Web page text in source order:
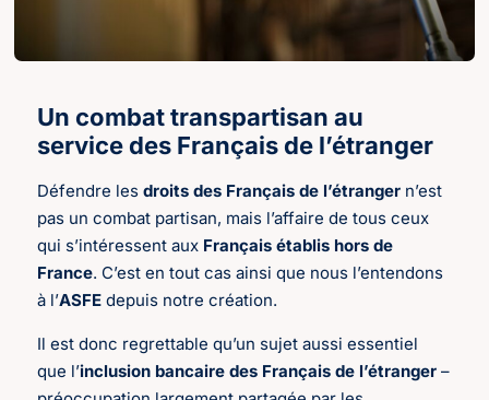
Un combat transpartisan au
service des Français de l’étranger
Défendre lesdroits des Français de l’étranger n’est
pas un combat partisan, mais l’affaire de tous ceux
qui s’intéressent aux Français établis hors de
France. C’est en tout cas ainsi que nous l’entendons
à l’ASFE depuis notre création.
Il est donc regrettable qu’un sujet aussi essentiel
que l’inclusion bancaire des Français de l’étranger –